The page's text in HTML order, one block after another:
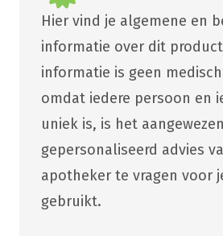
Hier vind je algemene en
informatie over dit
informatie is geen
omdat iedere persoon en
uniek is, is het
gepersonaliseerd advies
apotheker te vragen voor
gebruikt.